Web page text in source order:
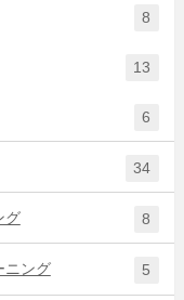
8
13
6
34
グ 8
ニング 5